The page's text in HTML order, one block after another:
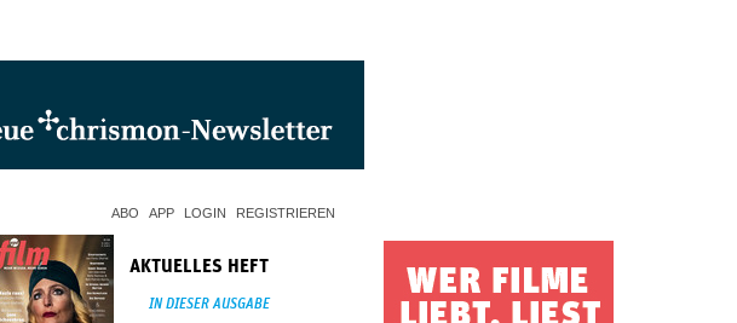
ABO APP LOGIN REGISTRIEREN
AKTUELLES HEFT
IN DIESER AUSGABE